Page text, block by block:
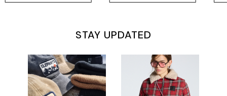
STAY UPDATED